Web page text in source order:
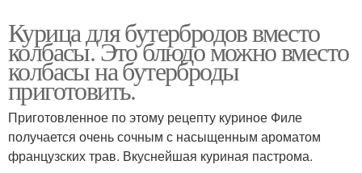
Курица для бутербродов вместо
колбасы. Это блюдо можно вместо
колбасы на бутерброды
приготовить.
Приготовленное по этому рецепту куриное Филе
получается очень сочным с насыщенным ароматом
французских трав. Вкуснейшая куриная пастрома.